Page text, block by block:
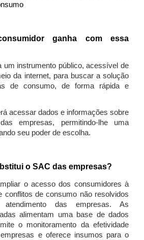
ganha com essa
um instrumento público, acessível de
da internet, para buscar a solução
de consumo, de forma rápida e
acessar dados e informações sobre
empresas, permitindo-lhe uma
seu poder de escolha.
o SAC das empresas?
o acesso dos consumidores à
conflitos de consumo não resolvidos
das empresas. As
alimentam uma base de dados
o monitoramento da efetividade
e oferece insumos para o